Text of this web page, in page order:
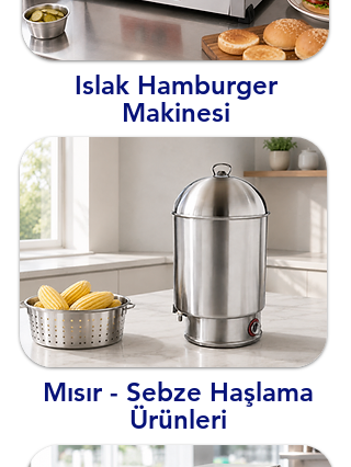
Islak Hamburger
Makinesi
Mısır - Sebze Haşlama
Ürünleri